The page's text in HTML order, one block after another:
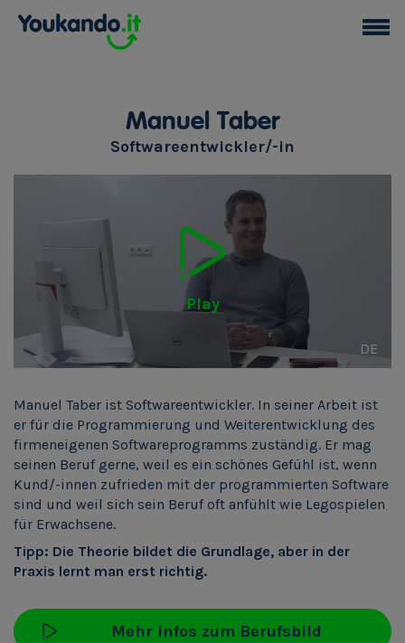
Manuel Taber
Softwareentwickler/-in
Play
DE
Manuel Taber ist Softwareentwickler. In seiner Arbeit ist
er für die Programmierung und Weiterentwicklung des
firmeneigenen Softwareprogramms zuständig. Er mag
seinen Beruf gerne, weil es ein schönes Gefühl ist, wenn
Kund/-innen zufrieden mit der programmierten Software
sind und weil sich sein Beruf oft anfühlt wie Legospielen
für Erwachsene.
Tipp: Die Theorie bildet die Grundlage, aber in der
Praxis lernt man erst richtig.
Mehr Infos zum Berufsbild